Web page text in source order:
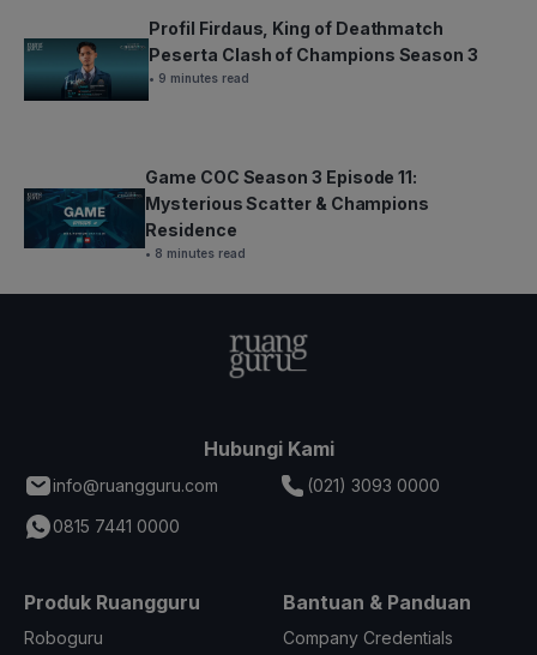
Profil Firdaus, King of Deathmatch
Peserta Clash of Champions Season 3
• 9 minutes read
Game COC Season 3 Episode 11:
Mysterious Scatter & Champions
Residence
• 8 minutes read
Hubungi Kami
info@ruangguru.com
(021) 3093 0000
0815 7441 0000
Produk Ruangguru
Roboguru
Bantuan & Panduan
Company Credentials